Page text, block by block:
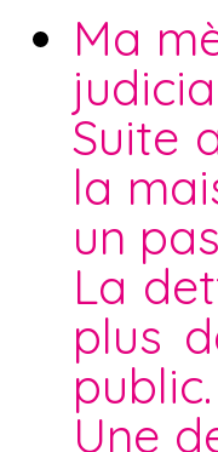
Ma
Suite
la
un
La
plus
public.
Une